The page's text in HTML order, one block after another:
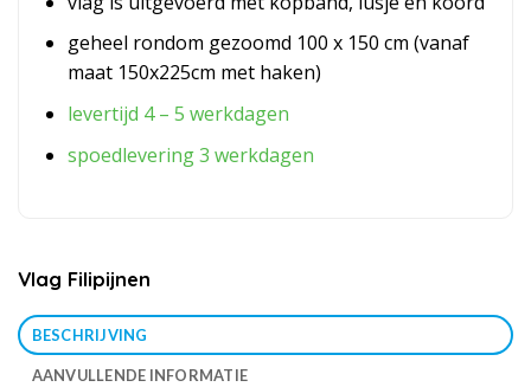
geheel rondom gezoomd 100 x 150 cm (vanaf
maat 150x225cm met haken)
levertijd 4 – 5 werkdagen
spoedlevering 3 werkdagen
Vlag Filipijnen
BESCHRIJVING
AANVULLENDE INFORMATIE